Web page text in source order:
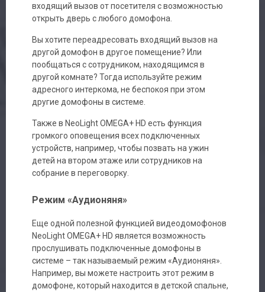
входящий вызов от посетителя с возможностью
открыть дверь с любого домофона.
Вы хотите переадресовать входящий вызов на
другой домофон в другое помещение? Или
пообщаться с сотрудником, находящимся в
другой комнате? Тогда используйте режим
адресного интеркома, не беспокоя при этом
другие домофоны в системе.
Также в NeoLight OMEGA+ HD есть функция
громкого оповещения всех подключенных
устройств, например, чтобы позвать на ужин
детей на втором этаже или сотрудников на
собрание в переговорку.
Режим «Аудионяня»
Еще одной полезной функцией видеодомофонов
NeoLight OMEGA+ HD является возможность
прослушивать подключенные домофоны в
системе – так называемый режим «Аудионяня».
Например, вы можете настроить этот режим в
домофоне, который находится в детской спальне,